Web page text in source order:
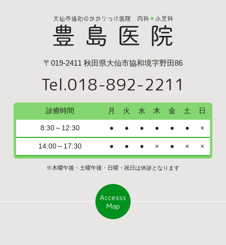
〒019-2411 秋田県大仙市協和境字野田86
Tel.018-892-2211
診療時間 月 火 水 木 金 土 日
8:30～12:30 ● ● ● ● ● ● ×
14:00～17:30 ● ● ● × ● × ×
※木曜午後・土曜午後・日曜・祝日は休診となります
Accesss
Map